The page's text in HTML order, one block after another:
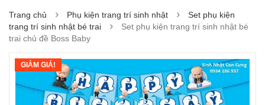
Trang chủ Phụ kiện trang trí sinh nhật
Set phụ kiện
trang trí sinh nhật bé trai
Set phụ kiện trang trí sinh nhật bé
trai chủ đề Boss Baby
GIẢM GIÁ!